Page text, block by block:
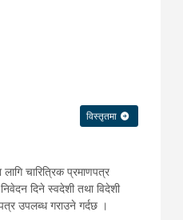
विस्तृतमा
चारित्रिक प्रमाणपत्र
दिने स्वदेशी तथा विदेशी
उपलब्ध गराउने गर्दछ ।